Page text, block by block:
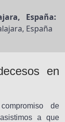
España:
España
en
de
a que